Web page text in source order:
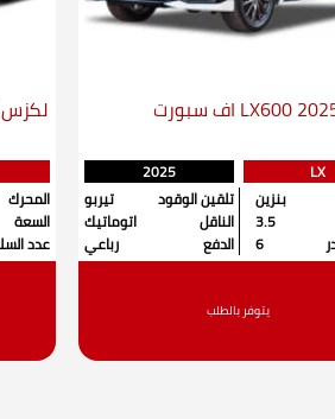
LX
2025
بنزين
3.5
6
تلقين الوقود
تيربو
الناقل
اتوماتيك
الدفع
رباعي
يتوفر بالطلب
لكزس LX600 2025 BB
المحرك
السعة
عدد